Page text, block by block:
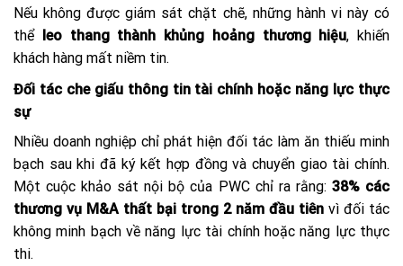
Nếu không được giám sát chặt chẽ, những hành vi này có
thể
leo thang thành khủng hoảng thương hiệu, khiến
khách hàng mất niềm tin.
Đối tác che giấu thông tin tài chính hoặc năng lực thực
sự
Nhiều doanh nghiệp chỉ phát hiện đối tác làm ăn thiếu minh
bạch sau khi đã ký kết hợp đồng và chuyển giao tài chính.
Một cuộc khảo sát nội bộ của PWC chỉ ra rằng: 38% các
thương vụ M&A thất bại trong 2 năm đầu tiên vì đối tác
không minh bạch về năng lực tài chính hoặc năng lực thực
thi.